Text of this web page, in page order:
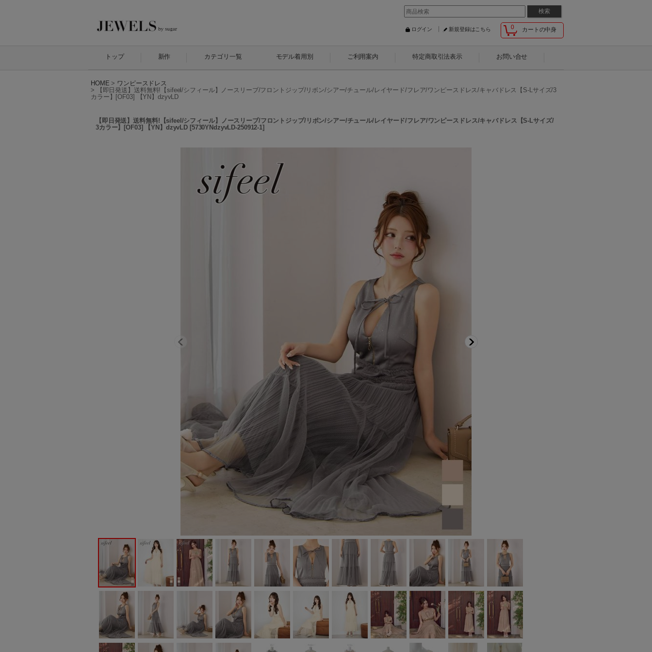
0 カートの中身
ログイン 新規登録はこちら
トップ 新作 カテゴリ一覧 モデル着用別 ご利用案内 特定商取引法表示 お問い合せ
HOME > ワンピースドレス
>
【即日発送】送料無料!【sifeel/シフィール】ノースリーブ/フロントジップ/リボン/シアー/チュール/レイヤード/フレア/ワンピースドレス/キャバドレス【S-Lサイズ/3
カラー】[OF03] 【YN】dzyvLD
【即日発送】送料無料!【sifeel/シフィール】ノースリーブ/フロントジップ/リボン/シアー/チュール/レイヤード/フレア/ワンピースドレス/キャバドレス【S-Lサイズ/
3カラー】[OF03] 【YN】dzyvLD [5730YNdzyvLD-250912-1]